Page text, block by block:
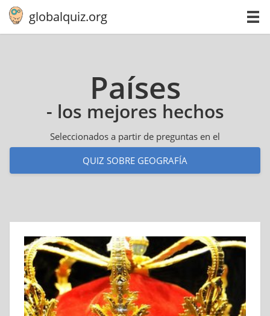
globalquiz.org
Países
- los mejores hechos
Seleccionados a partir de preguntas en el
QUIZ SOBRE GEOGRAFÍA